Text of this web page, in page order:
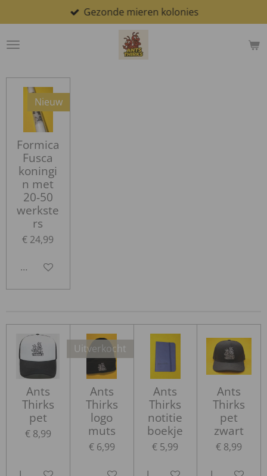
direct
naar
Gezonde mieren kolonies
Nieuw
Formica
Fusca
koningi
n met
20-50
werkste
rs
€ 24,99
Houd mij op de hoogte
Ants
Thirks
pet
€ 8,99
Uitverkocht
Ants
Thirks
logo
muts
€ 6,99
Ants
Thirks
notitie
boekje
€ 5,99
Ants
Thirks
pet
zwart
€ 8,99